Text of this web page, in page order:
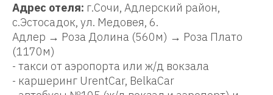
Адрес отеля: г.Сочи, Адлерский район,
с.Эстосадок, ул. Медовея, 6.
Адлер → Роза Долина (560м) → Роза Плато
(1170м)
- такси от аэропорта или ж/д вокзала
- каршеринг UrentCar, BelkaCar